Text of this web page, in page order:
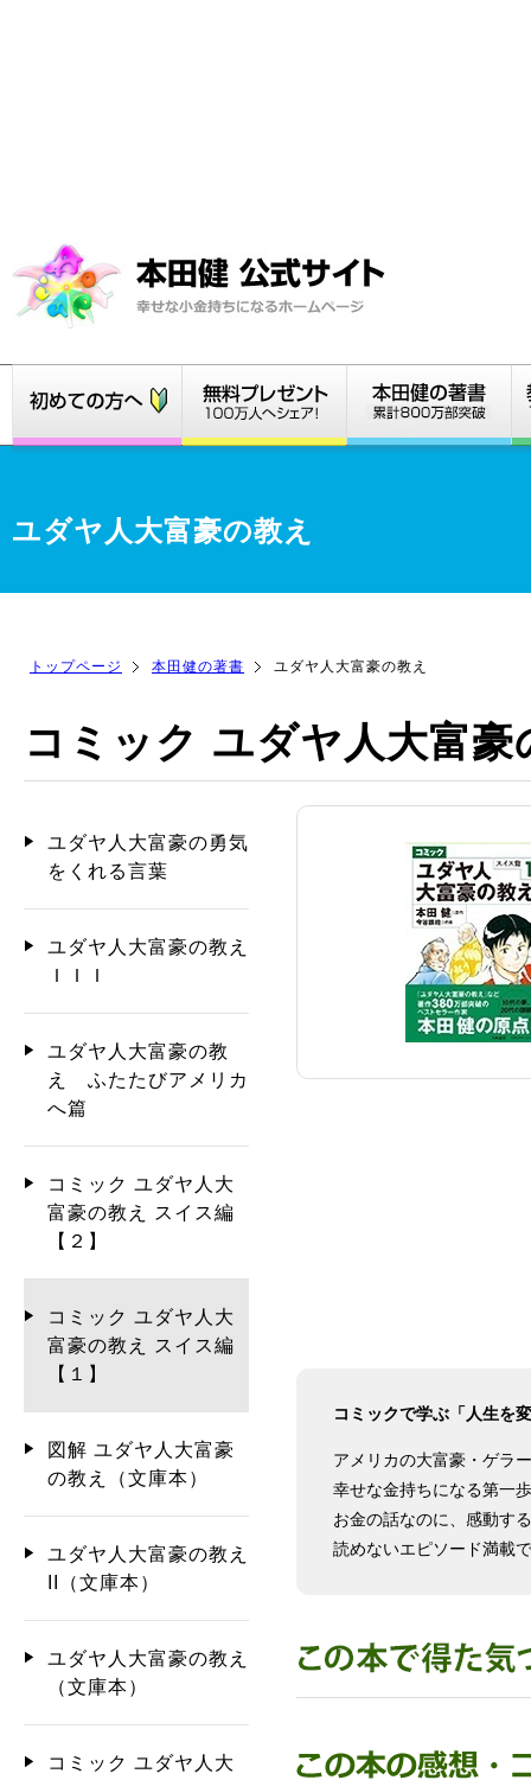
ユダヤ人大富豪の教え
トップページ 本田健の著書 ユダヤ人大富豪の教え
コミック ユダヤ人大富
コミックで学ぶ「人生を
アメリカの大富豪・ゲラ
幸せな金持ちになる第一
お金の話なのに、感動す
読めないエピソード満載
ユダヤ人大富豪の勇気
をくれる言葉
ユダヤ人大富豪の教え
ＩＩＩ
ユダヤ人大富豪の教
え ふたたびアメリカ
へ篇
コミック ユダヤ人大
富豪の教え スイス編
【２】
コミック ユダヤ人大
富豪の教え スイス編
【１】
図解 ユダヤ人大富豪
の教え（文庫本）
ユダヤ人大富豪の教え
II（文庫本）
ユダヤ人大富豪の教え
（文庫本）
コミック ユダヤ人大